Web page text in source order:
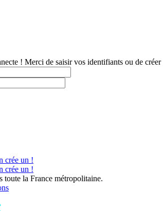
! Merci de saisir vos identifiants ou de créer
crée un !
crée un !
toute la France métropolitaine.